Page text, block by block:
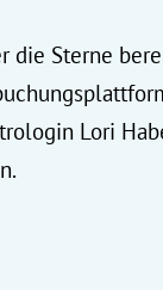
die Sterne
Lori